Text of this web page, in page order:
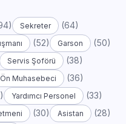
Sekreter (64)
(52) Garson (50)
Servis Şoförü (38)
Ön Muhasebeci (36)
Yardımcı Personel (33)
(30) Asistan (28)